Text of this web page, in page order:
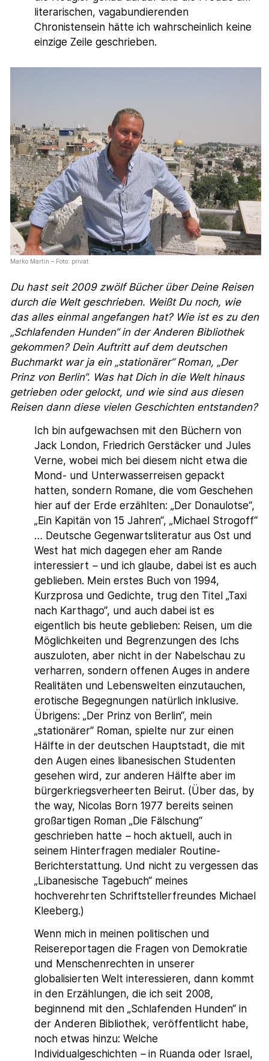
literarischen, vagabundierenden
Chronistensein hätte ich wahrscheinlich keine
einzige Zeile geschrieben.
Marko Martin – Foto: privat
Du hast seit 2009 zwölf Bücher über Deine Reisen
durch die Welt geschrieben. Weißt Du noch, wie
das alles einmal angefangen hat? Wie ist es zu den
„Schlafenden Hunden“ in der Anderen Bibliothek
gekommen? Dein Auftritt auf dem deutschen
Buchmarkt war ja ein „stationärer“ Roman, „Der
Prinz von Berlin“. Was hat Dich in die Welt hinaus
getrieben oder gelockt, und wie sind aus diesen
Reisen dann diese vielen Geschichten entstanden?
Ich bin aufgewachsen mit den Büchern von
Jack London, Friedrich Gerstäcker und Jules
Verne, wobei mich bei diesem nicht etwa die
Mond- und Unterwasserreisen gepackt
hatten, sondern Romane, die vom Geschehen
hier auf der Erde erzählten: „Der Donaulotse“,
„Ein Kapitän von 15 Jahren“, „Michael Strogoff“
… Deutsche Gegenwartsliteratur aus Ost und
West hat mich dagegen eher am Rande
interessiert –und ich glaube, dabei ist es auch
geblieben. Mein erstes Buch von 1994,
Kurzprosa und Gedichte, trug den Titel „Taxi
nach Karthago“, und auch dabei ist es
eigentlich bis heute geblieben: Reisen, um die
Möglichkeiten und Begrenzungen des Ichs
auszuloten, aber nicht in der Nabelschau zu
verharren, sondern offenen Auges in andere
Realitäten und Lebenswelten einzutauchen,
erotische Begegnungen natürlich inklusive.
Übrigens: „Der Prinz von Berlin“, mein
„stationärer“ Roman, spielte nur zur einen
Hälfte in der deutschen Hauptstadt, die mit
den Augen eines libanesischen Studenten
gesehen wird, zur anderen Hälfte aber im
bürgerkriegsverheerten Beirut. (Über das, by
the way, Nicolas Born 1977 bereits seinen
großartigen Roman „Die Fälschung“
geschrieben hatte –hoch aktuell, auch in
seinem Hinterfragen medialer Routine-
Berichterstattung. Und nicht zu vergessen das
„Libanesische Tagebuch“ meines
hochverehrten Schriftstellerfreundes Michael
Kleeberg.)
Wenn mich in meinen politischen und
Reisereportagen die Fragen von Demokratie
und Menschenrechten in unserer
globalisierten Welt interessieren, dann kommt
in den Erzählungen, die ich seit 2008,
beginnend mit den „Schlafenden Hunden“ in
der Anderen Bibliothek, veröffentlicht habe,
noch etwas hinzu: Welche
Individualgeschichten –in Ruanda oder Israel,